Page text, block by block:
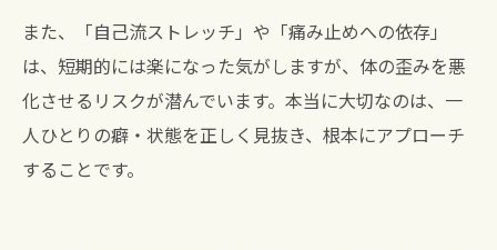
また、「自己流ストレッチ」や「痛み止めへの依存」
は、短期的には楽になった気がしますが、体の歪みを悪
化させるリスクが潜んでいます。本当に大切なのは、一
人ひとりの癖・状態を正しく見抜き、根本にアプローチ
することです。